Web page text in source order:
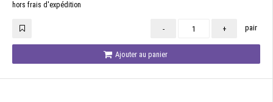
hors frais d'expédition
- + pair
Ajouter au panier